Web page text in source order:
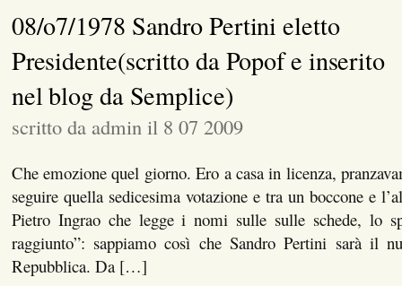
08/o7/1978 Sandro Pertini eletto
Presidente(scritto da Popof e inserito
nel blog da Semplice)
scritto da admin il 8 07 2009
Che emozione quel giorno. Ero a casa in licenza,
seguire quella sedicesima votazione e tra un boccone e
Pietro Ingrao che legge i nomi sulle sulle schede, lo
raggiunto”: sappiamo così che Sandro Pertini sarà il
Repubblica. Da […]